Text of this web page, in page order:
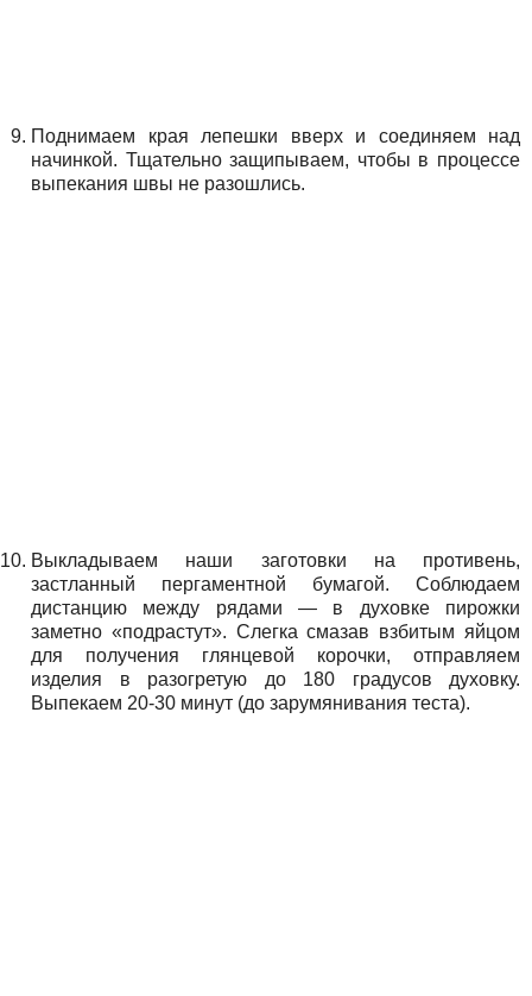
Поднимаем края лепешки вверх и соединяем над
начинкой. Тщательно защипываем, чтобы в процессе
выпекания швы не разошлись.
Выкладываем наши заготовки на противень,
застланный пергаментной бумагой. Соблюдаем
дистанцию между рядами — в духовке пирожки
заметно «подрастут». Слегка смазав взбитым яйцом
для получения глянцевой корочки, отправляем
изделия в разогретую до 180 градусов духовку.
Выпекаем 20-30 минут (до зарумянивания теста).